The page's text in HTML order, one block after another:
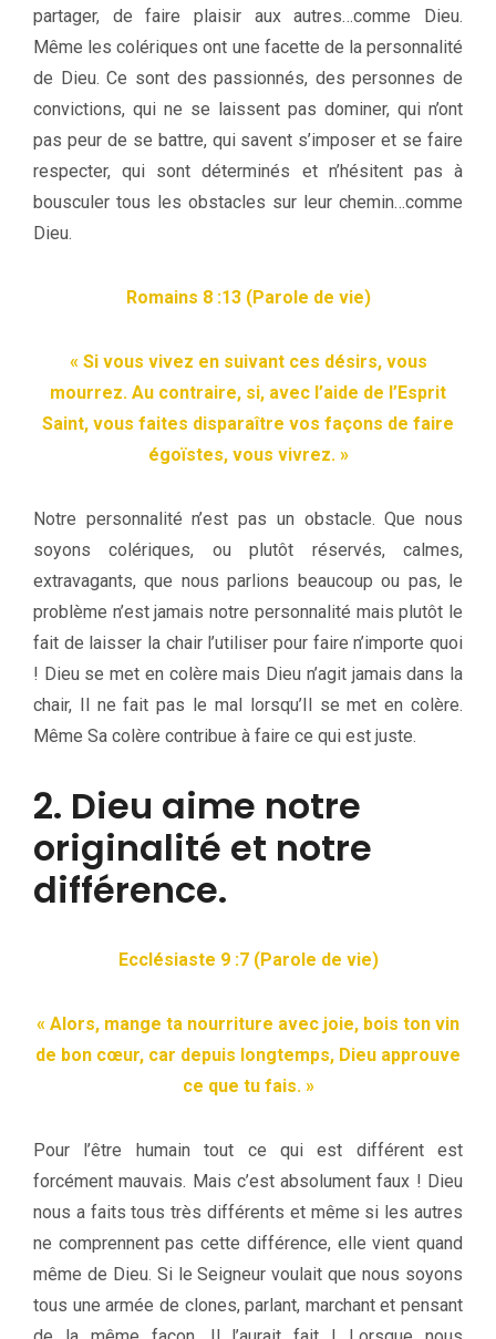
partager, de faire plaisir aux autres…comme Dieu.
Même les colériques ont une facette de la personnalité
de Dieu. Ce sont des passionnés, des personnes de
convictions, qui ne se laissent pas dominer, qui n’ont
pas peur de se battre, qui savent s’imposer et se faire
respecter, qui sont déterminés et n’hésitent pas à
bousculer tous les obstacles sur leur chemin…comme
Dieu.
Romains 8 :13 (Parole de vie)
« Si vous vivez en suivant ces désirs, vous
mourrez. Au contraire, si, avec l’aide de l’Esprit
Saint, vous faites disparaître vos façons de faire
égoïstes, vous vivrez. »
Notre personnalité n’est pas un obstacle. Que nous
soyons colériques, ou plutôt réservés, calmes,
extravagants, que nous parlions beaucoup ou pas, le
problème n’est jamais notre personnalité mais plutôt le
fait de laisser la chair l’utiliser pour faire n’importe quoi
! Dieu se met en colère mais Dieu n’agit jamais dans la
chair, Il ne fait pas le mal lorsqu’Il se met en colère.
Même Sa colère contribue à faire ce qui est juste.
2. Dieu aime notre
originalité et notre
différence.
Ecclésiaste 9 :7 (Parole de vie)
« Alors, mange ta nourriture avec joie, bois ton vin
de bon cœur, car depuis longtemps, Dieu approuve
ce que tu fais. »
Pour l’être humain tout ce qui est différent est
forcément mauvais. Mais c’est absolument faux ! Dieu
nous a faits tous très différents et même si les autres
ne comprennent pas cette différence, elle vient quand
même de Dieu. Si le Seigneur voulait que nous soyons
tous une armée de clones, parlant, marchant et pensant